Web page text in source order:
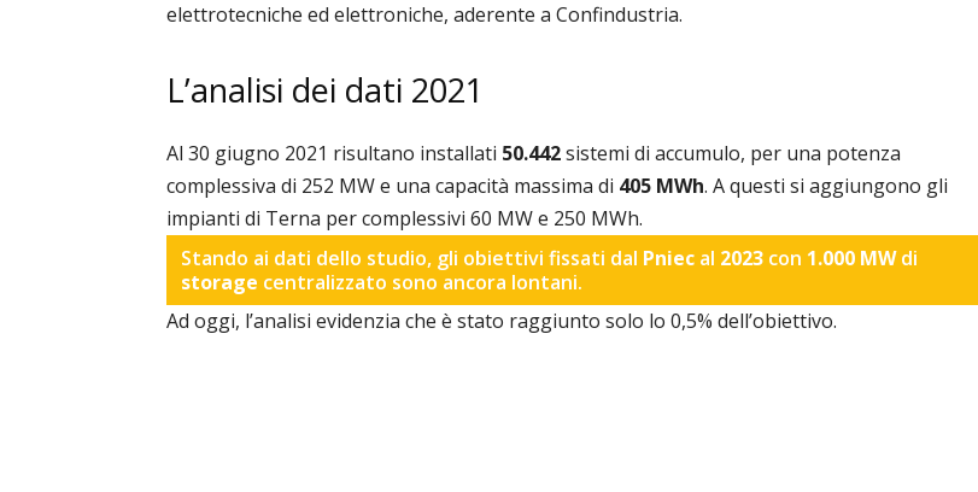
elettrotecniche ed elettroniche, aderente a Confindustria.
L’analisi dei dati 2021
Al 30 giugno 2021 risultano installati 50.442sistemi di accumulo, per una potenza
complessiva di 252 MW e una capacità massima di 405 MWh. A questi si aggiungono gli
impianti di Terna per complessivi 60 MW e 250 MWh.
Stando ai dati dello studio, gli obiettivi fissati dal Pniec al 2023 con 1.000 MWdi
storage centralizzato sono ancora lontani.
Ad oggi, l’analisi evidenzia che è stato raggiunto solo lo 0,5% dell’obiettivo.